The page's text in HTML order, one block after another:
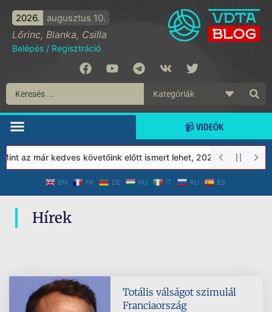
2026. augusztus 10.
Lőrinc, Blanka, Csilla
Belépés / Regisztráció
📹 VIDEÓK
az már kedves követőink előtt ismert lehet, 2023-tól a Védett
EN FR DE HU IT RU ES
Hírek
Totális válságot szimulál
Franciaország